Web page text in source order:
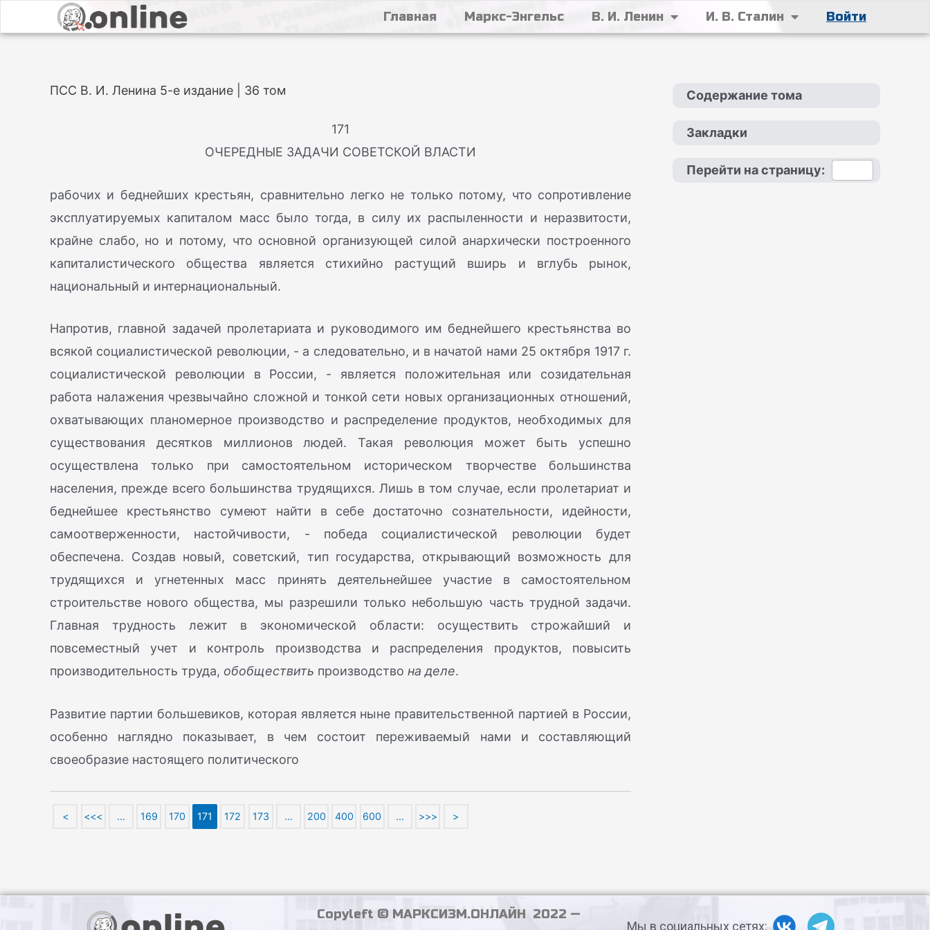
Главная Маркс-Энгельс В. И. Ленин И. В. Сталин Войти
ПСС В. И. Ленина 5-е издание | 36 том
171
ОЧЕРЕДНЫЕ ЗАДАЧИ СОВЕТСКОЙ ВЛАСТИ
рабочих и беднейших крестьян, сравнительно легко не только потому, что сопротивление
эксплуатируемых капиталом масс было тогда, в силу их распыленности и неразвитости,
крайне слабо, но и потому, что основной организующей силой анархически построенного
капиталистического общества является стихийно растущий вширь и вглубь рынок,
национальный и интернациональный.
Напротив, главной задачей пролетариата и руководимого им беднейшего крестьянства во
всякой социалистической революции, - а следовательно, и в начатой нами 25 октября 1917 г.
социалистической революции в России, - является положительная или созидательная
работа налажения чрезвычайно сложной и тонкой сети новых организационных отношений,
охватывающих планомерное производство и распределение продуктов, необходимых для
существования десятков миллионов людей. Такая революция может быть успешно
осуществлена только при самостоятельном историческом творчестве большинства
населения, прежде всего большинства трудящихся. Лишь в том случае, если пролетариат и
беднейшее крестьянство сумеют найти в себе достаточно сознательности, идейности,
самоотверженности, настойчивости, - победа социалистической революции будет
обеспечена. Создав новый, советский, тип государства, открывающий возможность для
трудящихся и угнетенных масс принять деятельнейшее участие в самостоятельном
строительстве нового общества, мы разрешили только небольшую часть трудной задачи.
Главная трудность лежит в экономической области: осуществить строжайший и
повсеместный учет и контроль производства и распределения продуктов, повысить
производительность труда, обобществить производство на деле.
Развитие партии большевиков, которая является ныне правительственной партией в России,
особенно наглядно показывает, в чем состоит переживаемый нами и составляющий
своеобразие настоящего политического
< <<< … 169 170 171 172 173 … 200 400 600 … >>> >
Содержание тома
Закладки
Перейти на страницу:
Copyleft © МАРКСИЗМ.ОНЛАЙН 2022 —
Мы в социальных сетях: